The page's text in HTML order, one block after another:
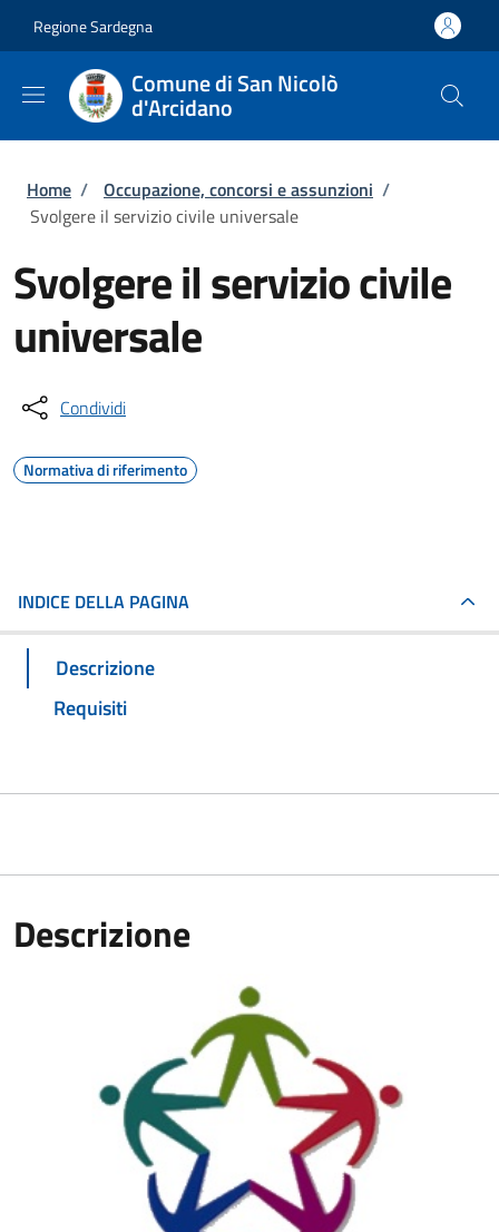
Regione Sardegna
Comune di San Nicolò
d'Arcidano
Briciole di pane
Home / Occupazione, concorsi e assunzioni /
Svolgere il servizio civile universale
Svolgere il servizio civile
universale
Condividi
Normativa di riferimento
INDICE DELLA PAGINA
Descrizione
Requisiti
Descrizione